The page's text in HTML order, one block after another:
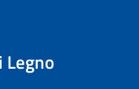
Legno